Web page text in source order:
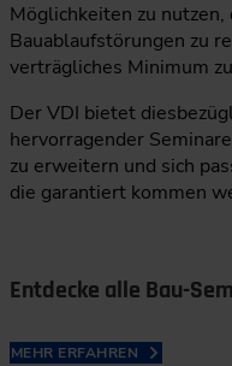
Möglichkeiten zu
Bauablaufstörungen zu
verträgliches Minimum
Der VDI bietet
hervorragender
zu erweitern und sich
die garantiert kommen
Entdecke alle Bau-
MEHR ERFAHREN